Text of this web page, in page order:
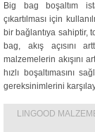
Mikro
Üç
Sıvı
Big bag boşaltım
çıkartılması için
bir bağlantıya sahiptir,
bag, akış açısını
malzemelerin akışını
hızlı boşaltımasını
gereksinimlerini
LINGOOD